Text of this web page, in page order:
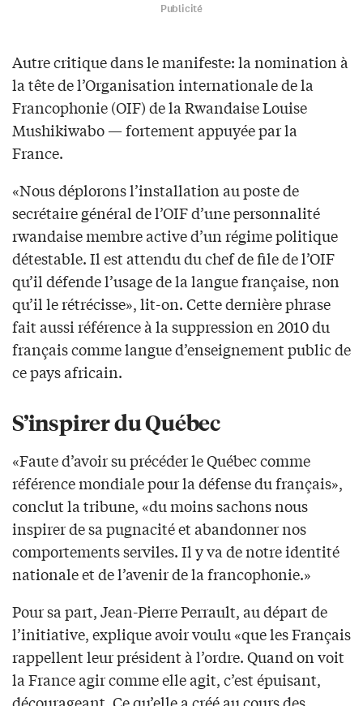
Publicité
Autre critique dans le manifeste: la nomination à
la tête de l’Organisation internationale de la
Francophonie (OIF) de la Rwandaise Louise
Mushikiwabo — fortement appuyée par la
France.
«Nous déplorons l’installation au poste de
secrétaire général de l’OIF d’une personnalité
rwandaise membre active d’un régime politique
détestable. Il est attendu du chef de file de l’OIF
qu’il défende l’usage de la langue française, non
qu’il le rétrécisse», lit-on. Cette dernière phrase
fait aussi référence à la suppression en 2010 du
français comme langue d’enseignement public de
ce pays africain.
S’inspirer du Québec
«Faute d’avoir su précéder le Québec comme
référence mondiale pour la défense du français»,
conclut la tribune, «du moins sachons nous
inspirer de sa pugnacité et abandonner nos
comportements serviles. Il y va de notre identité
nationale et de l’avenir de la francophonie.»
Pour sa part, Jean-Pierre Perrault, au départ de
l’initiative, explique avoir voulu «que les Français
rappellent leur président à l’ordre. Quand on voit
la France agir comme elle agit, c’est épuisant,